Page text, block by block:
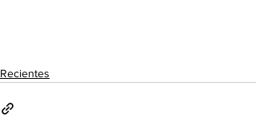
Recientes